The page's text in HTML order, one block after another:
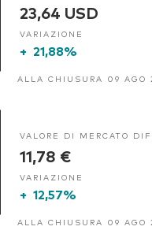
23,64 USD
VARIAZIONE
+ 21,88%
ALLA CHIUSURA 09 AGO
VALORE DI MERCATO
11,78 €
VARIAZIONE
+ 12,57%
ALLA CHIUSURA 09 AGO